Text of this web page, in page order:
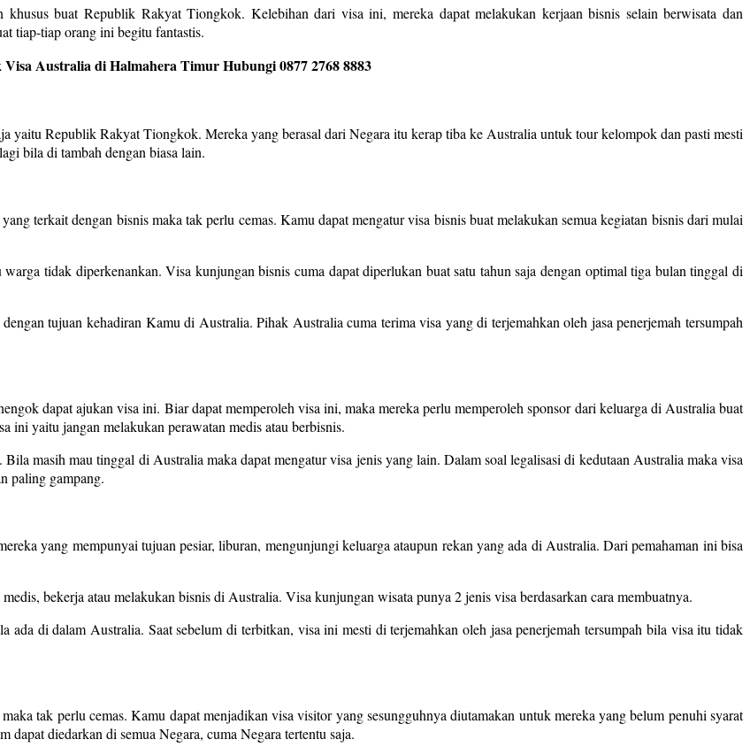
buat Republik Rakyat Tiongkok. Kelebihan dari visa ini, mereka dapat melakukan kerjaan bisnis selain berwisata dan
tiap-tiap orang ini begitu fantastis.
Australia di Halmahera Timur Hubungi 0877 2768 8883
yaitu Republik Rakyat Tiongkok. Mereka yang berasal dari Negara itu kerap tiba ke Australia untuk tour kelompok dan pasti mesti
bila di tambah dengan biasa lain.
terkait dengan bisnis maka tak perlu cemas. Kamu dapat mengatur visa bisnis buat melakukan semua kegiatan bisnis dari mulai
tidak diperkenankan. Visa kunjungan bisnis cuma dapat diperlukan buat satu tahun saja dengan optimal tiga bulan tinggal di
tujuan kehadiran Kamu di Australia. Pihak Australia cuma terima visa yang di terjemahkan oleh jasa penerjemah tersumpah
dapat ajukan visa ini. Biar dapat memperoleh visa ini, maka mereka perlu memperoleh sponsor dari keluarga di Australia buat
ini yaitu jangan melakukan perawatan medis atau berbisnis.
masih mau tinggal di Australia maka dapat mengatur visa jenis yang lain. Dalam soal legalisasi di kedutaan Australia maka visa
paling gampang.
yang mempunyai tujuan pesiar, liburan, mengunjungi keluarga ataupun rekan yang ada di Australia. Dari pemahaman ini bisa
bekerja atau melakukan bisnis di Australia. Visa kunjungan wisata punya 2 jenis visa berdasarkan cara membuatnya.
di dalam Australia. Saat sebelum di terbitkan, visa ini mesti di terjemahkan oleh jasa penerjemah tersumpah bila visa itu tidak
tak perlu cemas. Kamu dapat menjadikan visa visitor yang sesungguhnya diutamakan untuk mereka yang belum penuhi syarat
diedarkan di semua Negara, cuma Negara tertentu saja.